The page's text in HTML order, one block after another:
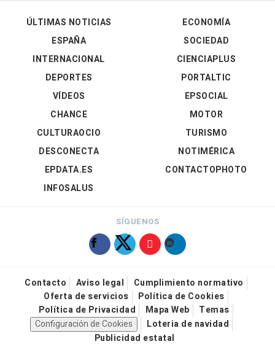
ÚLTIMAS NOTICIAS
ESPAÑA
INTERNACIONAL
DEPORTES
VÍDEOS
ECONOMÍA
SOCIEDAD
CIENCIAPLUS
PORTALTIC
EPSOCIAL
CHANCE
CULTURAOCIO
DESCONECTA
EPDATA.ES
INFOSALUS
MOTOR
TURISMO
NOTIMÉRICA
CONTACTOPHOTO
SÍGUENOS
Contacto Aviso legal
Cumplimiento normativo
Oferta de servicios
Política de Cookies
Política de Privacidad
Mapa Web
Temas
Configuración de Cookies
Loteria de navidad
Publicidad estatal